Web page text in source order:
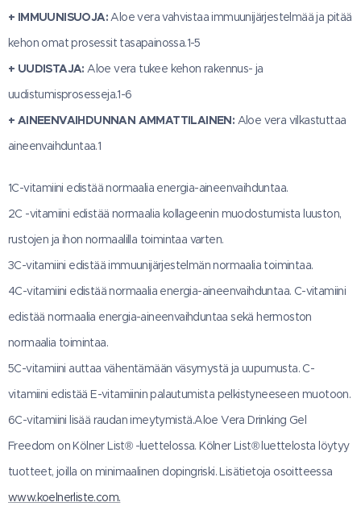
+ IMMUUNISUOJA:Aloe vera vahvistaa immuunijärjestelmää ja pitää
kehon omat prosessit tasapainossa.1-5
+ UUDISTAJA: Aloe vera tukee kehon rakennus- ja
uudistumisprosesseja.1-6
+ AINEENVAIHDUNNAN AMMATTILAINEN: Aloe vera vilkastuttaa
aineenvaihduntaa.1
1C-vitamiini edistää normaalia energia-aineenvaihduntaa.
2C -vitamiini edistää normaalia kollageenin muodostumista luuston,
rustojen ja ihon normaalilla toimintaa varten.
3C-vitamiini edistää immuunijärjestelmän normaalia toimintaa.
4C-vitamiini edistää normaalia energia-aineenvaihduntaa. C-vitamiini
edistää normaalia energia-aineenvaihduntaa sekä hermoston
normaalia toimintaa.
5C-vitamiini auttaa vähentämään väsymystä ja uupumusta. C-
vitamiini edistää E-vitamiinin palautumista pelkistyneeseen muotoon.
6C-vitamiini lisää raudan imeytymistä.Aloe Vera Drinking Gel
Freedom on Kölner List® -luettelossa. Kölner List® luettelosta löytyy
tuotteet, joilla on minimaalinen dopingriski. Lisätietoja osoitteessa
www.koelnerliste.com.